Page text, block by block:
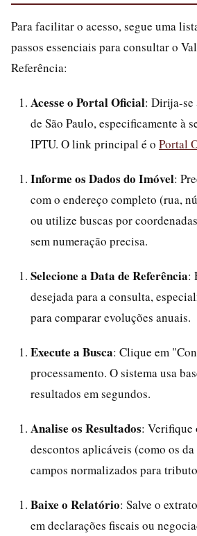
Para facilitar o acesso, segue uma
passos essenciais para consultar o
Referência:
Acesse o Portal Oficial: Dirija-se
de São Paulo, especificamente à
IPTU. O link principal é o Portal
Informe os Dados do Imóvel:
com o endereço completo (rua,
ou utilize buscas por
sem numeração precisa.
Selecione a Data de Referência:
desejada para a consulta,
para comparar evoluções anuais.
Execute a Busca: Clique em
processamento. O sistema usa
resultados em segundos.
Analise os Resultados: Verifique
descontos aplicáveis (como os
campos normalizados para
Baixe o Relatório: Salve o
em declarações fiscais ou